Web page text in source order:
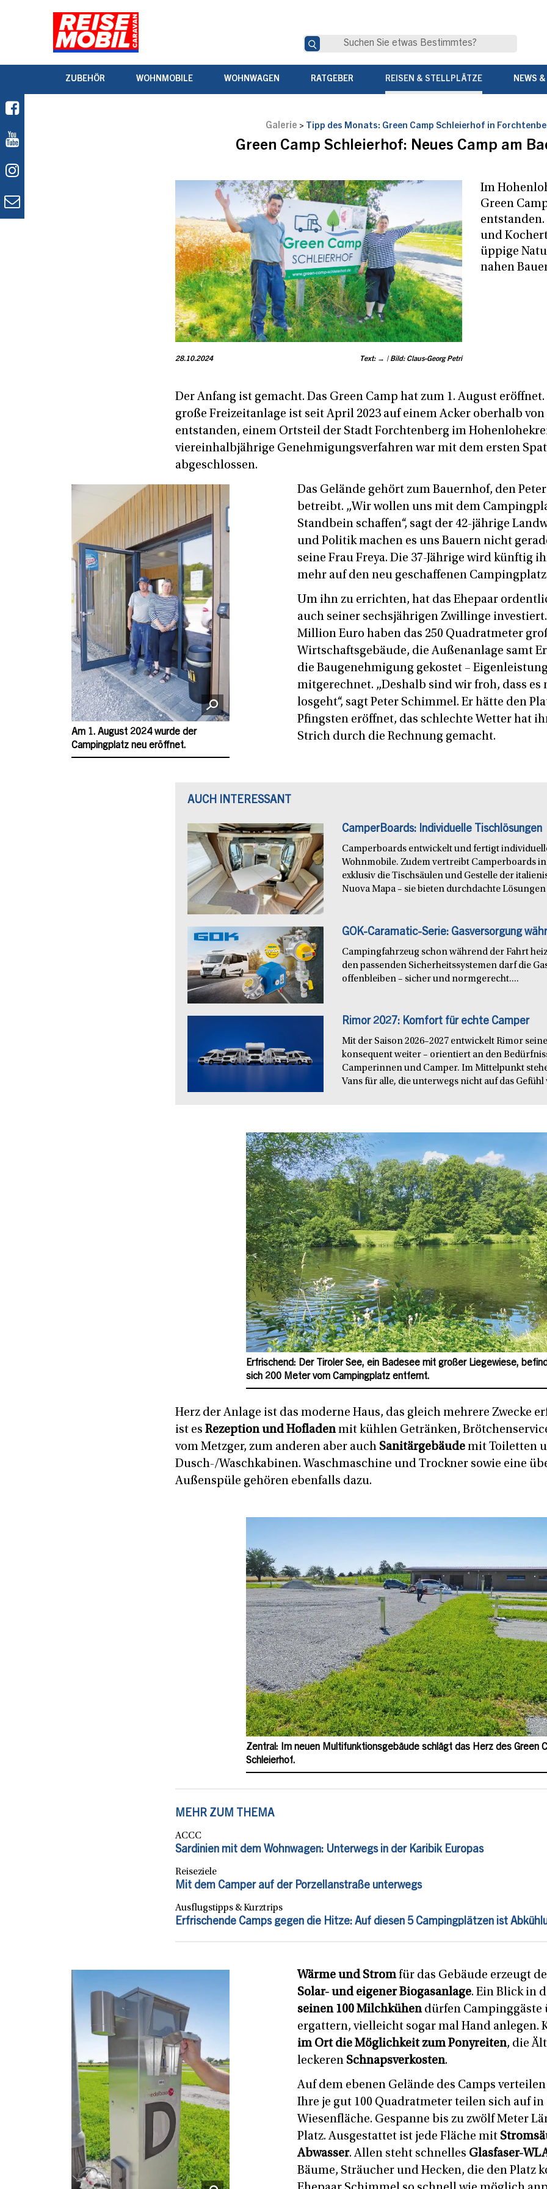
ZUBEHÖR WOHNMOBILE WOHNWAGEN RATGEBER REISEN & STELLPLÄTZE NEWS
Galerie > Tipp des Monats: Green Camp Schleierhof in
Green Camp Schleierhof: Neues Camp am
28.10.2024 Text: → | Bild: Claus-Georg Petri
Im
Green
entstanden.
und
üppige
nahen
Der Anfang ist gemacht. Das Green Camp hat zum 1. August
große Freizeitanlage ist seit April 2023 auf einem Acker oberhalb
entstanden, einem Ortsteil der Stadt Forchtenberg im
viereinhalbjährige Genehmigungsverfahren war mit dem ersten
abgeschlossen.
Am 1. August 2024 wurde der
Campingplatz neu eröffnet.
Das Gelände gehört zum Bauernhof, den
betreibt. „Wir wollen uns mit dem
Standbein schaffen“, sagt der 42-jährige
und Politik machen es uns Bauern nicht
seine Frau Freya. Die 37-Jährige wird künftig
mehr auf den neu geschaffenen
Um ihn zu errichten, hat das Ehepaar
auch seiner sechsjährigen Zwillinge
Million Euro haben das 250 Quadratmeter
Wirtschaftsgebäude, die Außenanlage samt
die Baugenehmigung gekostet –
mitgerechnet. „Deshalb sind wir froh, dass
losgeht“, sagt Peter Schimmel. Er hätte den
Pfingsten eröffnet, das schlechte Wetter hat
Strich durch die Rechnung gemacht.
AUCH INTERESSANT
CamperBoards: Individuelle Tischlösungen
Camperboards entwickelt und fertigt
Wohnmobile. Zudem vertreibt Camperboards
exklusiv die Tischsäulen und Gestelle der
Nuova Mapa – sie bieten durchdachte
GOK-Caramatic-Serie: Gasversorgung
Campingfahrzeug schon während der Fahrt
den passenden Sicherheitssystemen darf die
offenbleiben – sicher und normgerecht....
Rimor 2027: Komfort für echte Camper
Mit der Saison 2026–2027 entwickelt Rimor
konsequent weiter – orientiert an den
Camperinnen und Camper. Im Mittelpunkt
Vans für alle, die unterwegs nicht auf das Gefühl
Erfrischend: Der Tiroler See, ein Badesee mit großer Liegewiese,
sich 200 Meter vom Campingplatz entfernt.
Herz der Anlage ist das moderne Haus, das gleich mehrere Zwecke
ist es Rezeption und Hofladenmit kühlen Getränken,
vom Metzger, zum anderen aber auch Sanitärgebäude mit Toiletten
Dusch-/Waschkabinen. Waschmaschine und Trockner sowie eine
Außenspüle gehören ebenfalls dazu.
Zentral: Im neuen Multifunktionsgebäude schlägt das Herz des Green
Schleierhof.
MEHR ZUM THEMA
ACCC
Sardinien mit dem Wohnwagen: Unterwegs in der Karibik Europas
Reiseziele
Mit dem Camper auf der Porzellanstraße unterwegs
Ausflugstipps & Kurztrips
Erfrischende Camps gegen die Hitze: Auf diesen 5 Campingplätzen ist
Wärme und Stromfür das Gebäude erzeugt
Solar- und eigener Biogasanlage. Ein Blick in
seinen 100 Milchkühendürfen Campinggäste
ergattern, vielleicht sogar mal Hand anlegen.
im Ort die Möglichkeit zum Ponyreiten, die
leckeren Schnapsverkosten.
Auf dem ebenen Gelände des Camps
Ihre je gut 100 Quadratmeter teilen sich auf
Wiesenfläche. Gespanne bis zu zwölf Meter
Platz. Ausgestattet ist jede Fläche mit
Abwasser. Allen steht schnelles Glasfaser-
Bäume, Sträucher und Hecken, die den Platz